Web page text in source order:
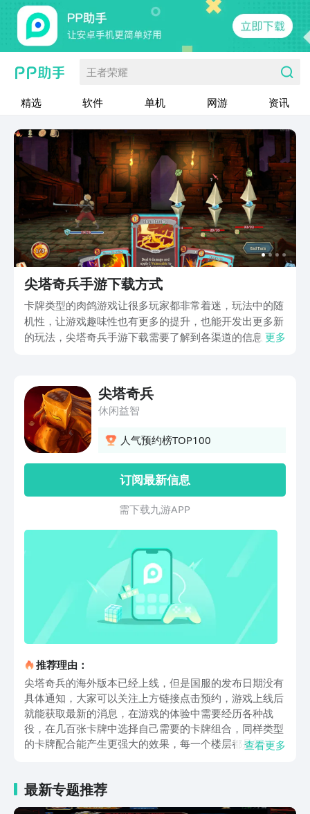
王者荣耀
精选 软件 单机 网游 资讯
尖塔奇兵手游下载方式
卡牌类型的肉鸽游戏让很多玩家都非常着迷，玩法中的随
机性，让游戏趣味性也有更多的提升，也能开发出更多新
的玩法，尖塔奇兵手游下载需要了解到各渠道的信息，小
逻辑，清晰的思路才能在作战中获取胜利。
更多
尖塔奇兵
休闲益智
人气预约榜TOP100
订阅最新信息
需 下 载 九 游 A P P
推荐理由：
尖塔奇兵的海外版本已经上线，但是国服的发布日期没有
具体通知，大家可以关注上方链接点击预约，游戏上线后
就能获取最新的消息，在游戏的体验中需要经历各种战
役，在几百张卡牌中选择自己需要的卡牌组合，同样类型
的卡牌配合能产生更强大的效果，每一个楼层都是新的关
这些道具提升战斗能力。流派的选择是比较重要的部分，
先选择一个核心角色来决定队伍的配置，不同定位选择的
查看更多
最新专题推荐